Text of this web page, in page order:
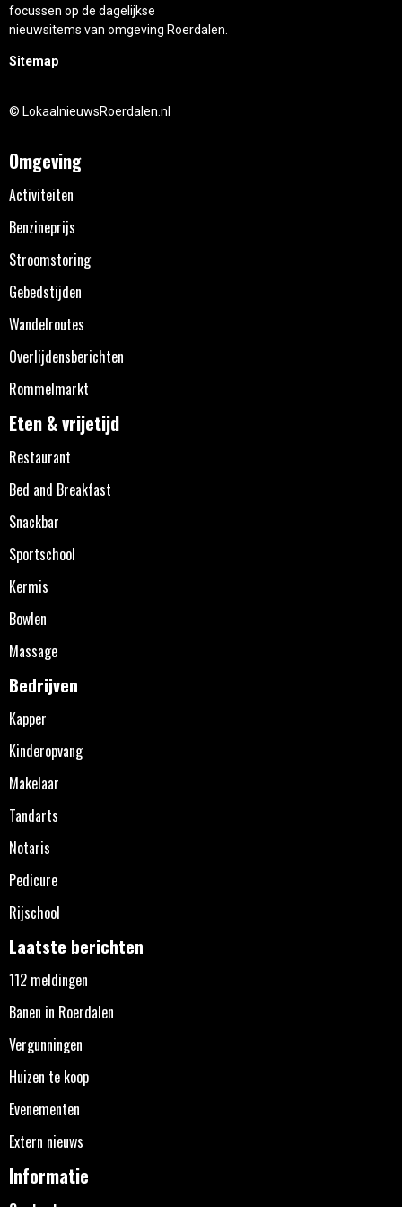
focussen op de dagelijkse
nieuwsitems van omgeving Roerdalen.
Sitemap
© LokaalnieuwsRoerdalen.nl
Omgeving
Activiteiten
Benzineprijs
Stroomstoring
Gebedstijden
Wandelroutes
Overlijdensberichten
Rommelmarkt
Eten & vrijetijd
Restaurant
Bed and Breakfast
Snackbar
Sportschool
Kermis
Bowlen
Massage
Bedrijven
Kapper
Kinderopvang
Makelaar
Tandarts
Notaris
Pedicure
Rijschool
Laatste berichten
112 meldingen
Banen in Roerdalen
Vergunningen
Huizen te koop
Evenementen
Extern nieuws
Informatie